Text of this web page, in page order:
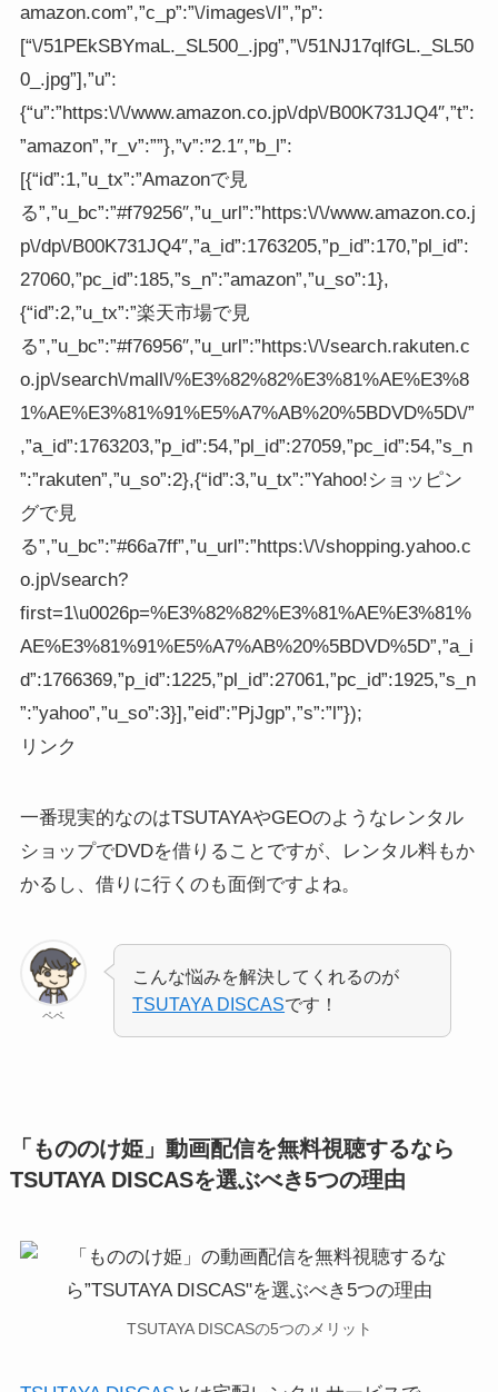
amazon.com”,”c_p”:”\/images\/I”,”p”:
[“\/51PEkSBYmaL._SL500_.jpg”,”\/51NJ17qlfGL._SL50
0_.jpg”],”u”:
{“u”:”https:\/\/www.amazon.co.jp\/dp\/B00K731JQ4″,”t”:
”amazon”,”r_v”:””},”v”:”2.1″,”b_l”:
[{“id”:1,”u_tx”:”Amazonで見
る”,”u_bc”:”#f79256″,”u_url”:”https:\/\/www.amazon.co.j
p\/dp\/B00K731JQ4″,”a_id”:1763205,”p_id”:170,”pl_id”:
27060,”pc_id”:185,”s_n”:”amazon”,”u_so”:1},
{“id”:2,”u_tx”:”楽天市場で見
る”,”u_bc”:”#f76956″,”u_url”:”https:\/\/search.rakuten.c
o.jp\/search\/mall\/%E3%82%82%E3%81%AE%E3%8
1%AE%E3%81%91%E5%A7%AB%20%5BDVD%5D\/”
,”a_id”:1763203,”p_id”:54,”pl_id”:27059,”pc_id”:54,”s_n
”:”rakuten”,”u_so”:2},{“id”:3,”u_tx”:”Yahoo!ショッピン
グで見
る”,”u_bc”:”#66a7ff”,”u_url”:”https:\/\/shopping.yahoo.c
o.jp\/search?
first=1\u0026p=%E3%82%82%E3%81%AE%E3%81%
AE%E3%81%91%E5%A7%AB%20%5BDVD%5D”,”a_i
d”:1766369,”p_id”:1225,”pl_id”:27061,”pc_id”:1925,”s_n
”:”yahoo”,”u_so”:3}],”eid”:”PjJgp”,”s”:”l”});
リンク
一番現実的なのはTSUTAYAやGEOのようなレンタル
ショップでDVDを借りることですが、レンタル料もか
かるし、借りに行くのも面倒ですよね。
ペペ
こんな悩みを解決してくれるのが
TSUTAYA DISCASです！
「もののけ姫」動画配信を無料視聴するなら
TSUTAYA DISCASを選ぶべき5つの理由
TSUTAYA DISCASの5つのメリット